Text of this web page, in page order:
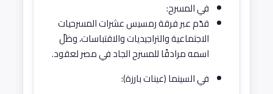
في المسرح:
قدّم عبر فرقة رمسيس عشرات المسرحيات
الاجتماعية والتراجيديات والاقتباسات، وظلّ
اسمه مرادفًا للمسرح الجاد في مصر لعقود.
في السينما (عينات بارزة):